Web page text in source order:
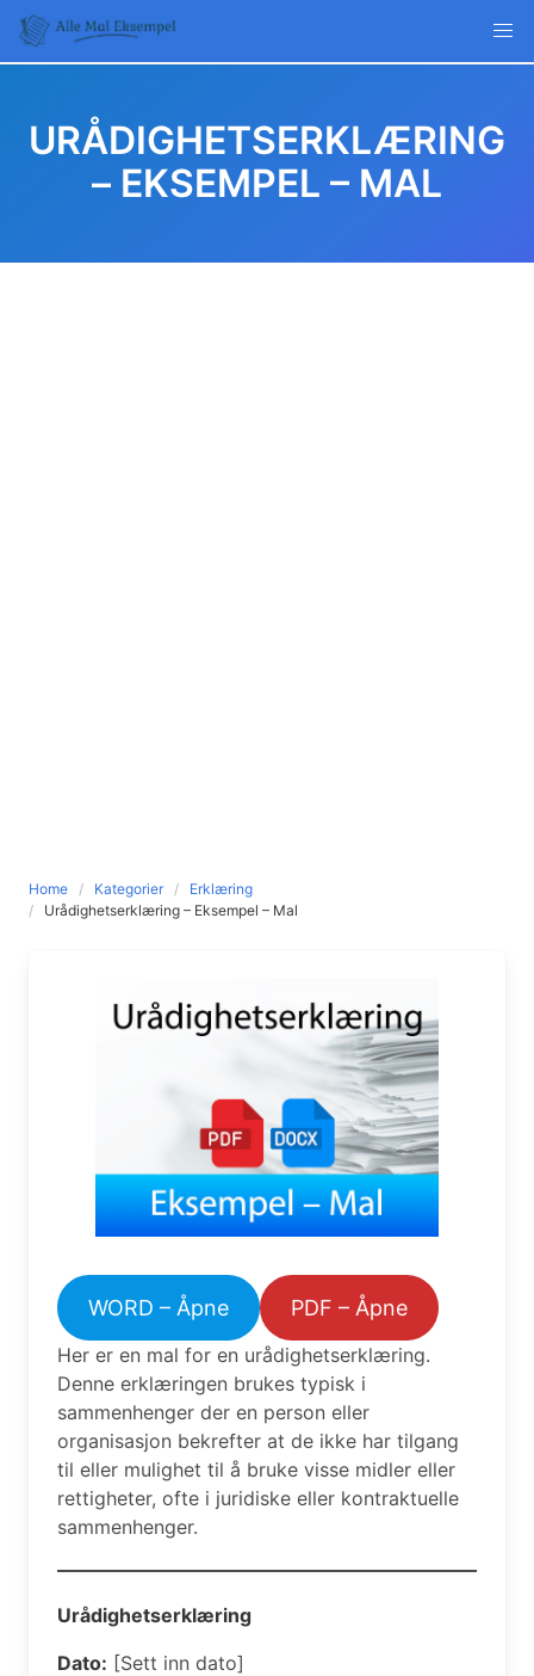
Skip
content
URÅDIGHETSERKLÆRING
– EKSEMPEL – MAL
Home Kategorier
Erklæring
Urådighetserklæring – Eksempel – Mal
WORD – Åpne PDF – Åpne
Her er en mal for en urådighetserklæring.
Denne erklæringen brukes typisk i
sammenhenger der en person eller
organisasjon bekrefter at de ikke har tilgang
til eller mulighet til å bruke visse midler eller
rettigheter, ofte i juridiske eller kontraktuelle
sammenhenger.
Urådighetserklæring
Dato: [Sett inn dato]